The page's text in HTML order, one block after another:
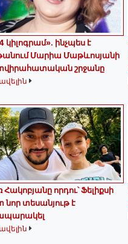
կիլոգրամ». ինչպես է
Մարիա Մաթևոսյանի
շրջանը
ավելին
Հակոբյանը որդու՝ Ֆելիքսի
նոր տեսանյութ է
ավելին